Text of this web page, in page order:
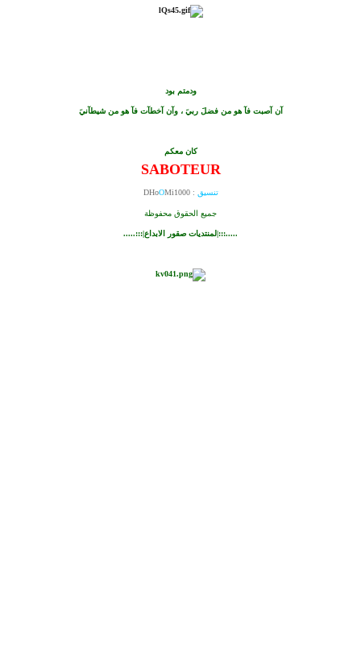
ودمتم بود
آن آصبت فآ هو من فضلَ ربيَ ، وآن آخطآت فآ هو من شيطآنيَ
كان معكم
SABOTEUR
تنسيق : DHo
OMi1000
جميع الحقوق محفوظة
.....:::|لمنتديات صقور الابداع|:::.....